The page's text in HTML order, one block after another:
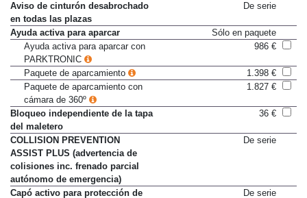
Aviso de cinturón desabrochado
en todas las plazas
De serie
Ayuda activa para aparcar
Sólo en paquete
Ayuda activa para aparcar con
PARKTRONIC
986 €
Paquete de aparcamiento
1.398 €
Paquete de aparcamiento con
cámara de 360º
1.827 €
Bloqueo independiente de la tapa
del maletero
36 €
COLLISION PREVENTION
ASSIST PLUS (advertencia de
colisiones inc. frenado parcial
autónomo de emergencia)
De serie
Capó activo para protección de
De serie